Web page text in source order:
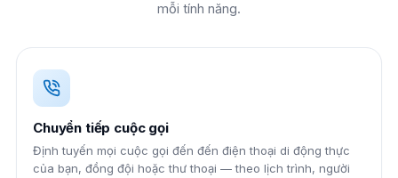
mỗi tính năng.
Chuyển tiếp cuộc gọi
Định tuyến mọi cuộc gọi đến đến điện thoại di động thực
của bạn, đồng đội hoặc thư thoại — theo lịch trình, người